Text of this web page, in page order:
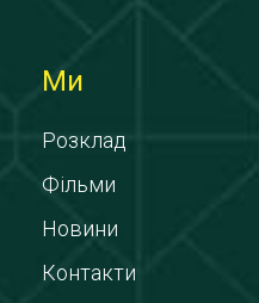
Ми
Розклад
Фільми
Новини
Контакти